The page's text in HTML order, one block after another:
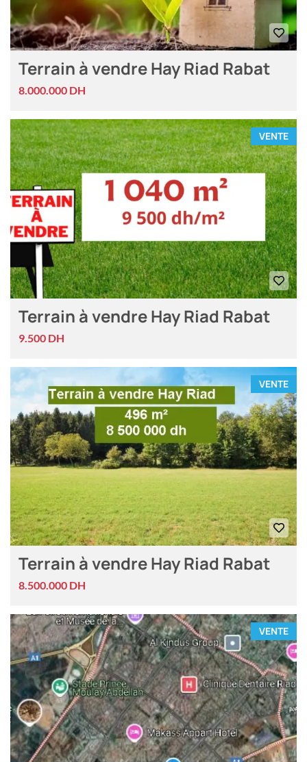
Terrain à vendre Hay Riad Rabat
8.000.000 DH
VENTE
Terrain à vendre Hay Riad Rabat
9.500 DH
VENTE
Terrain à vendre Hay Riad Rabat
8.500.000 DH
VENTE